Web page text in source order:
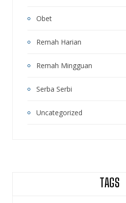
Obet
Remah Harian
Remah Mingguan
Serba Serbi
Uncategorized
TAGS